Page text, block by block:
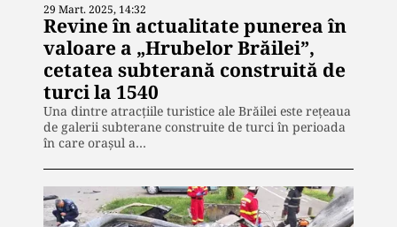
29 Mart. 2025, 14:32
Revine în actualitate punerea în
valoare a „Hrubelor Brăilei”,
cetatea subterană construită de
turci la 1540
Una dintre atracțiile turistice ale Brăilei este rețeaua
de galerii subterane construite de turci în perioada
în care orașul a…